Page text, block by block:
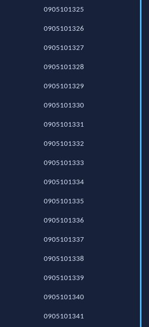
0905101325
0905101326
0905101327
0905101328
0905101329
0905101330
0905101331
0905101332
0905101333
0905101334
0905101335
0905101336
0905101337
0905101338
0905101339
0905101340
0905101341